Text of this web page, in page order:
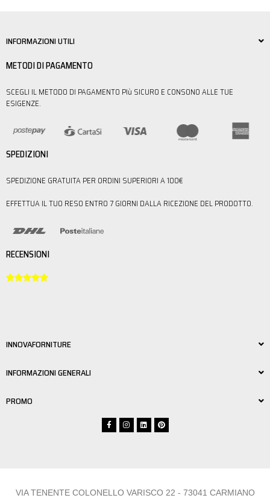
INFORMAZIONI UTILI
METODI DI PAGAMENTO
SCEGLI IL METODO DI PAGAMENTO PIù SICURO E CONSONO ALLE TUE
ESIGENZE.
SPEDIZIONI
SPEDIZIONE GRATUITA PER ORDINI SUPERIORI A 100€
EFFETTUA IL TUO RESO ENTRO 7 GIORNI DALLA RICEZIONE DEL PRODOTTO.
RECENSIONI

INNOVAFORNITURE
INFORMAZIONI GENERALI
PROMO
VIA TENENTE COLONELLO VARISCO 22 - 73041 CARMIANO